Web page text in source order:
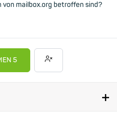
mailbox.org betroffen sind?
5